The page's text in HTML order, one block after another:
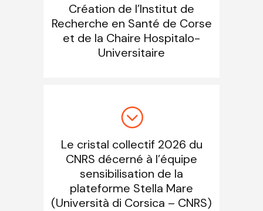
Création de l’Institut de
Recherche en Santé de Corse
et de la Chaire Hospitalo-
Universitaire
Le cristal collectif 2026 du
CNRS décerné à l’équipe
sensibilisation de la
plateforme Stella Mare
(Università di Corsica – CNRS)